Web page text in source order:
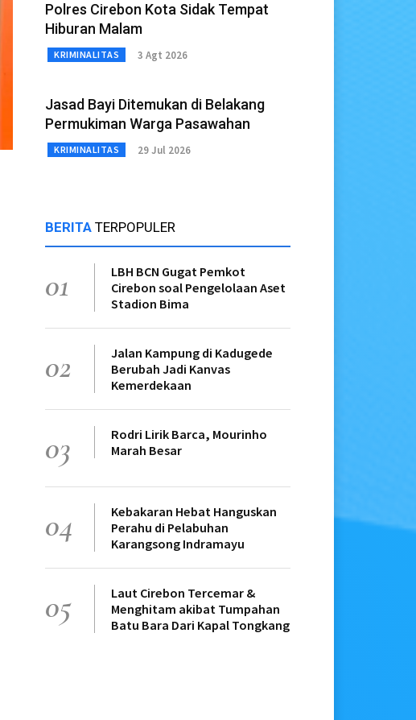
Polres Cirebon Kota Sidak Tempat
Hiburan Malam
KRIMINALITAS 3 Agt 2026
Jasad Bayi Ditemukan di Belakang
Permukiman Warga Pasawahan
KRIMINALITAS 29 Jul 2026
BERITA TERPOPULER
01
LBH BCN Gugat Pemkot
Cirebon soal Pengelolaan Aset
Stadion Bima
02
Jalan Kampung di Kadugede
Berubah Jadi Kanvas
Kemerdekaan
03
Rodri Lirik Barca, Mourinho
Marah Besar
04
Kebakaran Hebat Hanguskan
Perahu di Pelabuhan
Karangsong Indramayu
05
Laut Cirebon Tercemar &
Menghitam akibat Tumpahan
Batu Bara Dari Kapal Tongkang